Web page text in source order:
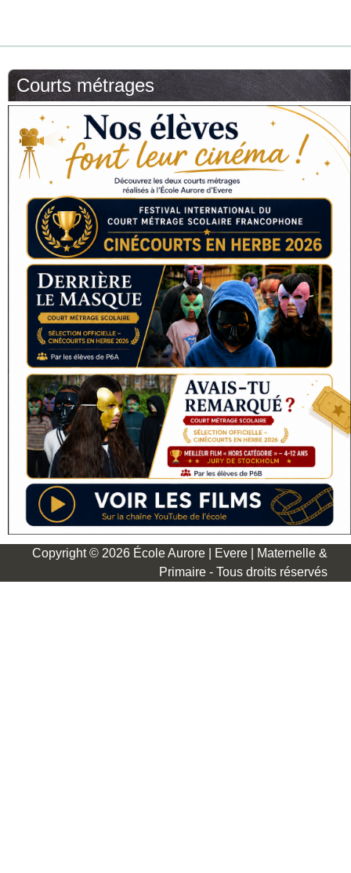
Courts métrages
Copyright © 2026 École Aurore | Evere | Maternelle &
Primaire - Tous droits réservés